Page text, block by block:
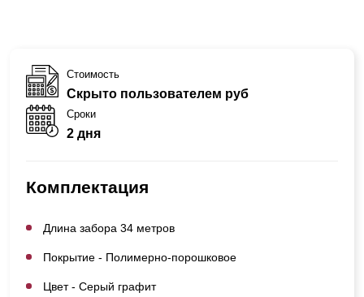
Стоимость
Скрыто пользователем руб
Сроки
2 дня
Комплектация
Длина забора 34 метров
Покрытие - Полимерно-порошковое
Цвет - Серый графит